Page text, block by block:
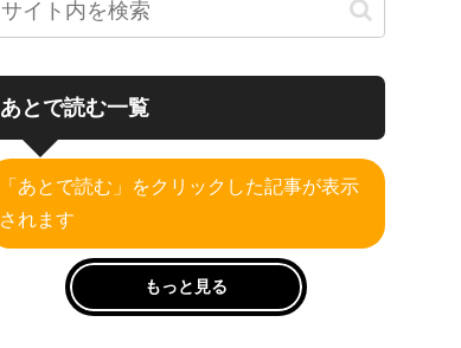
あとで読む一覧
「あとで読む」をクリックした記事が表示
されます
もっと見る